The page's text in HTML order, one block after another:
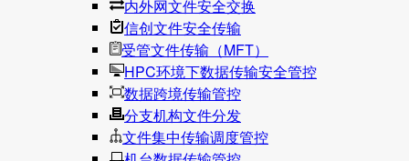
内外网文件安全交换
信创文件安全传输
受管文件传输（MFT）
HPC环境下数据传输安全管控
数据跨境传输管控
分支机构文件分发
文件集中传输调度管控